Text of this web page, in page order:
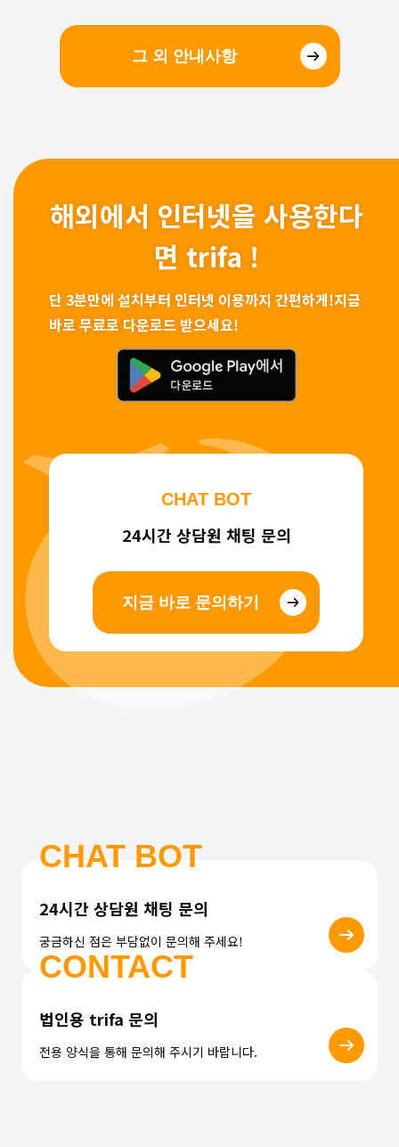
그 외 안내사항
해외에서 인터넷을 사용한다
면 trifa !
단 3분만에 설치부터 인터넷 이용까지 간편하게!지금
바로 무료로 다운로드 받으세요!
CHAT BOT
24시간 상담원 채팅 문의
지금 바로 문의하기
CHAT BOT
24시간 상담원 채팅 문의
궁금하신 점은 부담없이 문의해 주세요!
CONTACT
법인용 trifa 문의
전용 양식을 통해 문의해 주시기 바랍니다.